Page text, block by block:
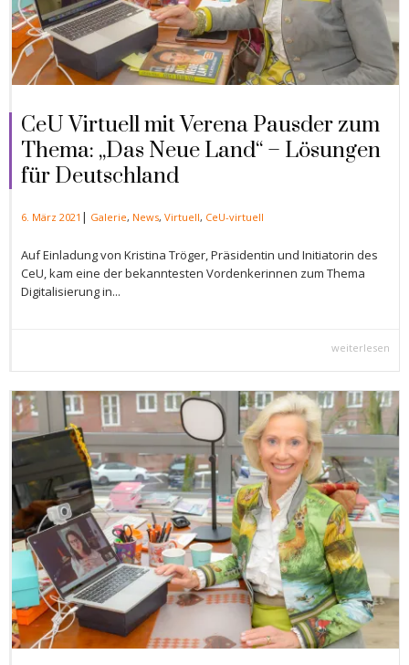
CeU Virtuell mit Verena Pausder zum
Thema: „Das Neue Land“ – Lösungen
für Deutschland
6. März 2021 | Galerie, News, Virtuell, CeU-virtuell
Auf Einladung von Kristina Tröger, Präsidentin und Initiatorin des
CeU, kam eine der bekanntesten Vordenkerinnen zum Thema
Digitalisierung in...
weiterlesen